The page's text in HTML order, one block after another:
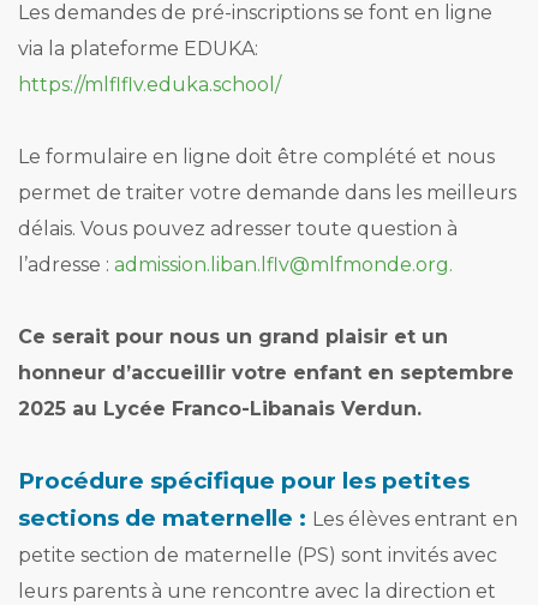
Les demandes de pré-inscriptions se font en ligne
via la plateforme EDUKA:
https://mlflflv.eduka.school/
Le formulaire en ligne doit être complété et nous
permet de traiter votre demande dans les meilleurs
délais. Vous pouvez adresser toute question à
l’adresse : admission.liban.lflv@mlfmonde.org.
Ce serait pour nous un grand plaisir et un
honneur d’accueillir votre enfant en septembre
2025 au Lycée Franco-Libanais Verdun.
Procédure spécifique pour les petites
sections de maternelle : Les élèves entrant en
petite section de maternelle (PS) sont invités avec
leurs parents à une rencontre avec la direction et